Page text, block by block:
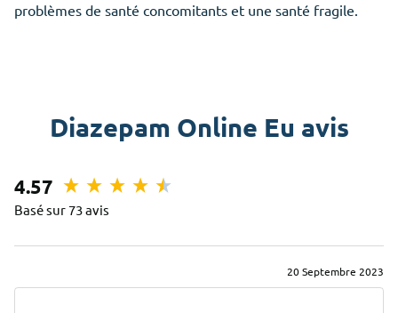
problèmes de santé concomitants et une santé fragile.
Diazepam Online Eu avis
4.57
Basé sur 73 avis
20 Septembre 2023